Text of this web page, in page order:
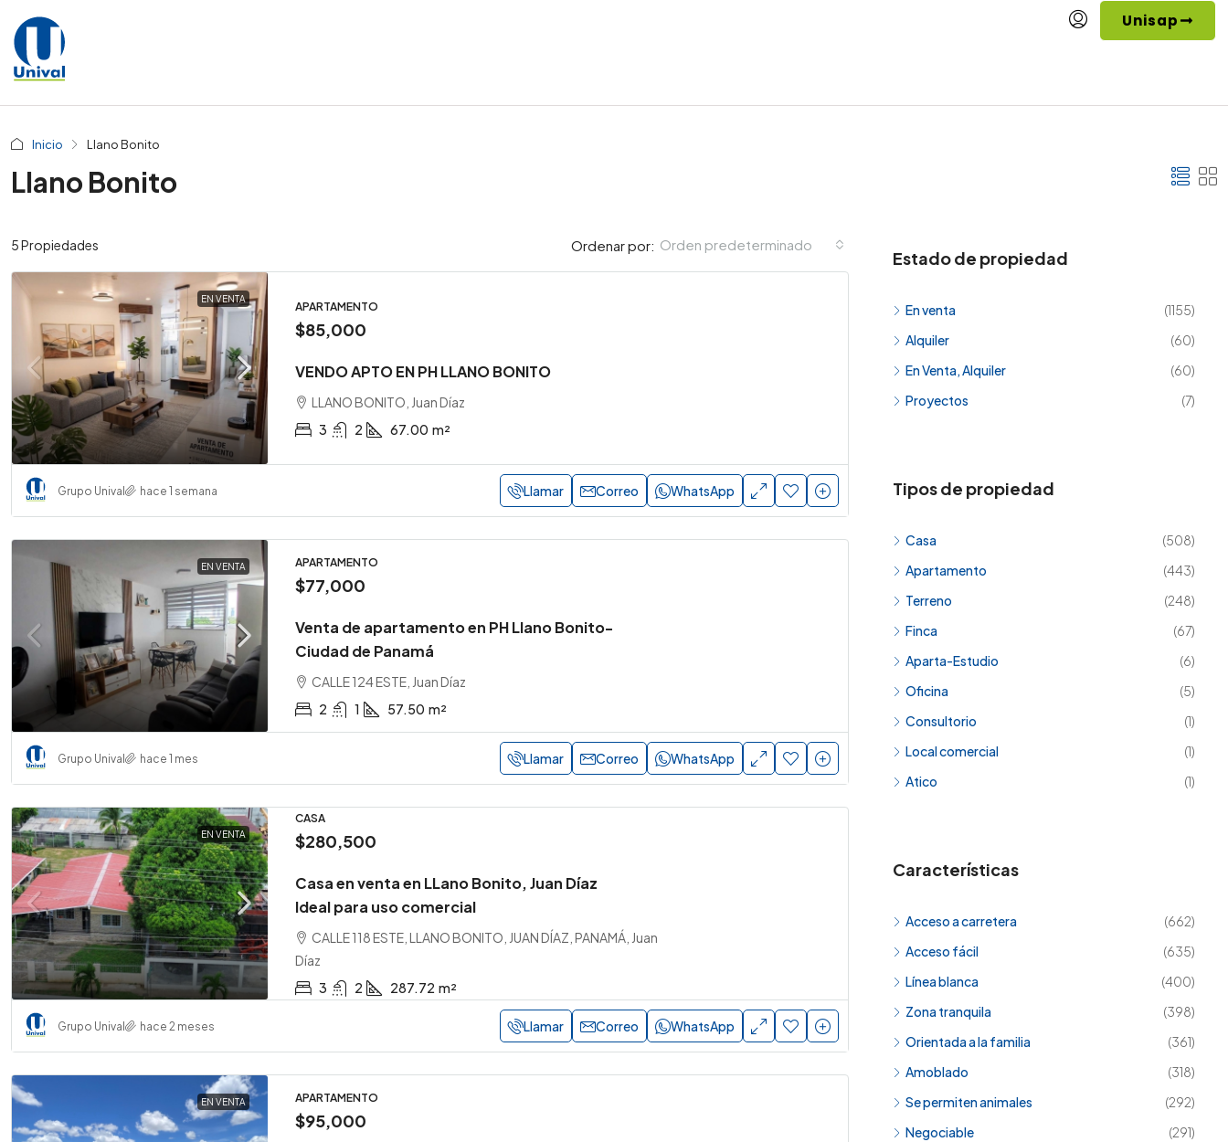
Unisap
Inicio Llano Bonito
Llano Bonito
5 Propiedades Ordenar por: Orden predeterminado
EN VENTA
APARTAMENTO
$85,000
VENDO APTO EN PH LLANO BONITO
LLANO BONITO, Juan Díaz
3
2 67.00 m²
Grupo Unival hace 1 semana Llamar Correo WhatsApp
EN VENTA APARTAMENTO
$77,000
Venta de apartamento en PH Llano Bonito-
Ciudad de Panamá
CALLE 124 ESTE, Juan Díaz
2
1 57.50 m²
Grupo Unival hace 1 mes Llamar Correo WhatsApp
EN VENTA
CASA
$280,500
Casa en venta en LLano Bonito, Juan Díaz
Ideal para uso comercial
CALLE 118 ESTE, LLANO BONITO, JUAN DÍAZ, PANAMÁ, Juan
Díaz
3
2 287.72 m²
Grupo Unival hace 2 meses Llamar Correo WhatsApp
EN VENTA APARTAMENTO
$95,000
Estado de propiedad
En venta
(1155)
Alquiler
(60)
En Venta, Alquiler
(60)
Proyectos
(7)
Tipos de propiedad
Casa
(508)
Apartamento
(443)
Terreno
(248)
Finca
(67)
Aparta-Estudio
(6)
Oficina
(5)
Consultorio
(1)
Local comercial
(1)
Atico
(1)
Características
Acceso a carretera
(662)
Acceso fácil
(635)
Línea blanca
(400)
Zona tranquila
(398)
Orientada a la familia
(361)
Amoblado
(318)
Se permiten animales
(292)
Negociable
(291)